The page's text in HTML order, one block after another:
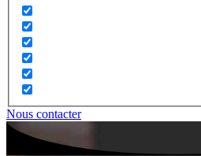
Nous contacter